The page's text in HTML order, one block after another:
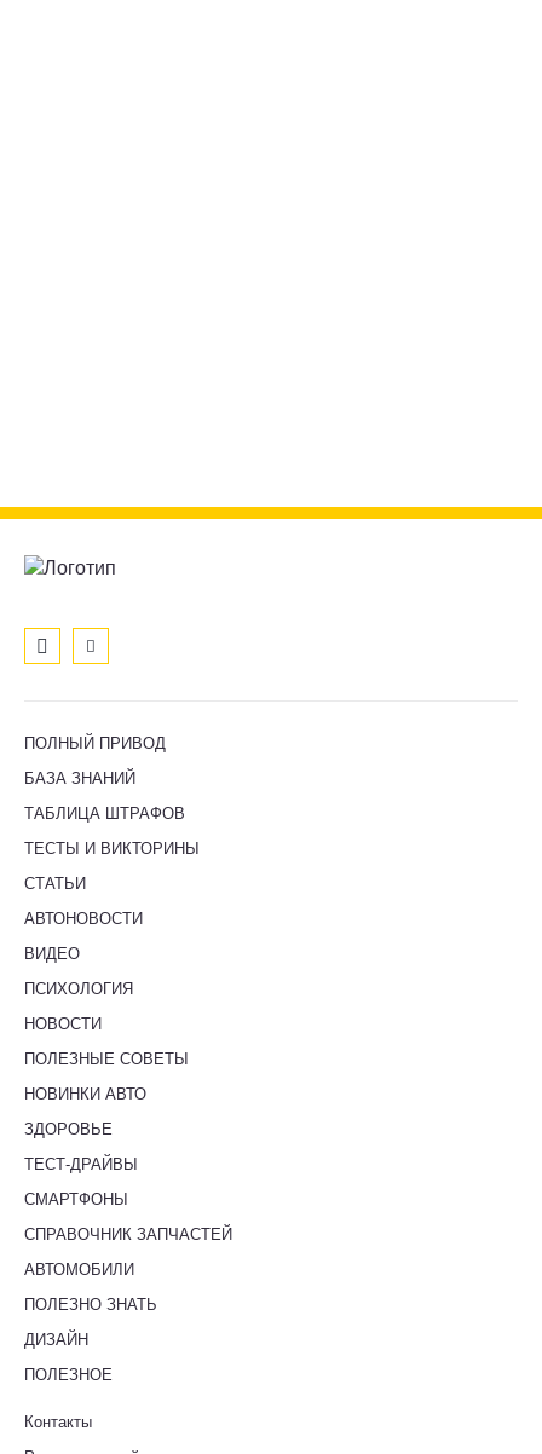
ПОЛНЫЙ ПРИВОД
БАЗА ЗНАНИЙ
ТАБЛИЦА ШТРАФОВ
ТЕСТЫ И ВИКТОРИНЫ
СТАТЬИ
АВТОНОВОСТИ
ВИДЕО
ПСИХОЛОГИЯ
НОВОСТИ
ПОЛЕЗНЫЕ СОВЕТЫ
НОВИНКИ АВТО
ЗДОРОВЬЕ
ТЕСТ-ДРАЙВЫ
СМАРТФОНЫ
СПРАВОЧНИК ЗАПЧАСТЕЙ
АВТОМОБИЛИ
ПОЛЕЗНО ЗНАТЬ
ДИЗАЙН
ПОЛЕЗНОЕ
Контакты